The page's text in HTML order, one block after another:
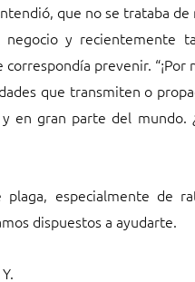
que no se trataba
negocio y recientemente
prevenir.
que transmiten o
en gran parte del mundo.
especialmente de
dispuestos a ayudarte.